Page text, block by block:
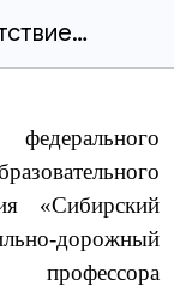
Жигадло_Арктика_приветствие_2025.docx
«Сибирский
дорожный